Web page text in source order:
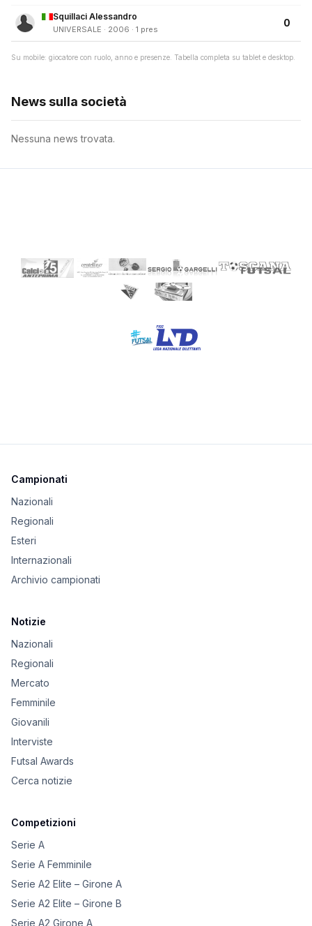
Squillaci Alessandro
UNIVERSALE · 2006 · 1 pres
0
Su mobile: giocatore con ruolo, anno e presenze. Tabella completa su tablet e desktop.
News sulla società
Nessuna news trovata.
Campionati
Nazionali
Regionali
Esteri
Internazionali
Archivio campionati
Notizie
Nazionali
Regionali
Mercato
Femminile
Giovanili
Interviste
Futsal Awards
Cerca notizie
Competizioni
Serie A
Serie A Femminile
Serie A2 Elite – Girone A
Serie A2 Elite – Girone B
Serie A2 Girone A